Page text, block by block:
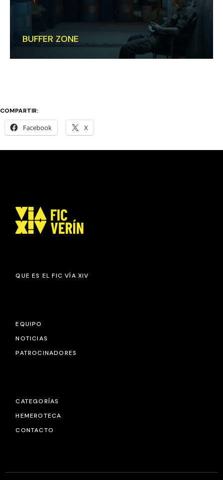
BUFFER ZONE
COMPARTIR:
Facebook X
QUE ES EL FIC VÍA XIV
EQUIPO
NOTICIAS
PATROCINADORES
CATEGORÍAS
HEMEROTECA
CONTACTO